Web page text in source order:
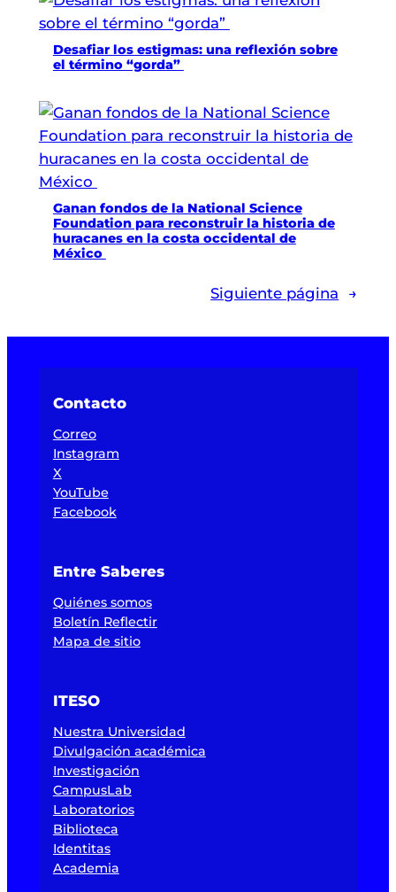
Desafiar los estigmas: una reflexión sobre
el término “gorda”
Ganan fondos de la National Science
Foundation para reconstruir la historia de
huracanes en la costa occidental de
México
Siguiente página →
Contacto
Correo
Instagram
X
YouTube
Facebook
Entre Saberes
Quiénes somos
Boletín Reflectir
Mapa de sitio
ITESO
Nuestra Universidad
Divulgación académica
Investigación
CampusLab
Laboratorios
Biblioteca
Identitas
Academia